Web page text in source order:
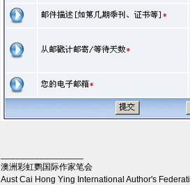
澳洲彩虹鹦国际作家笔会
Aust Cai Hong Ying International Author's